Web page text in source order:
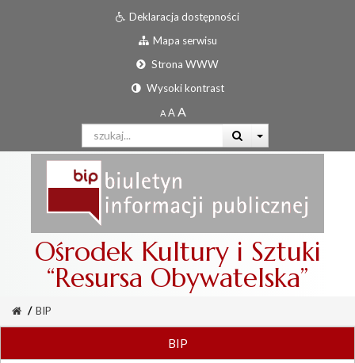
Deklaracja dostępności
Mapa serwisu
Strona WWW
Wysoki kontrast
Ośrodek Kultury i Sztuki
“Resursa Obywatelska”
/ BIP
BIP